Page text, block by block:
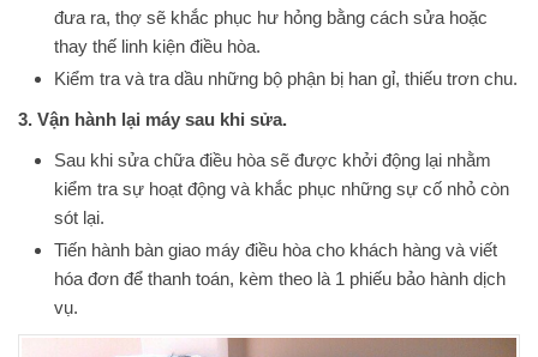
đưa ra, thợ sẽ khắc phục hư hỏng bằng cách sửa hoặc
thay thế linh kiện điều hòa.
Kiểm tra và tra dầu những bộ phận bị han gỉ, thiếu trơn chu.
3. Vận hành lại máy sau khi sửa.
Sau khi sửa chữa điều hòa sẽ được khởi động lại nhằm
kiểm tra sự hoạt động và khắc phục những sự cố nhỏ còn
sót lại.
Tiến hành bàn giao máy điều hòa cho khách hàng và viết
hóa đơn để thanh toán, kèm theo là 1 phiếu bảo hành dịch
vụ.